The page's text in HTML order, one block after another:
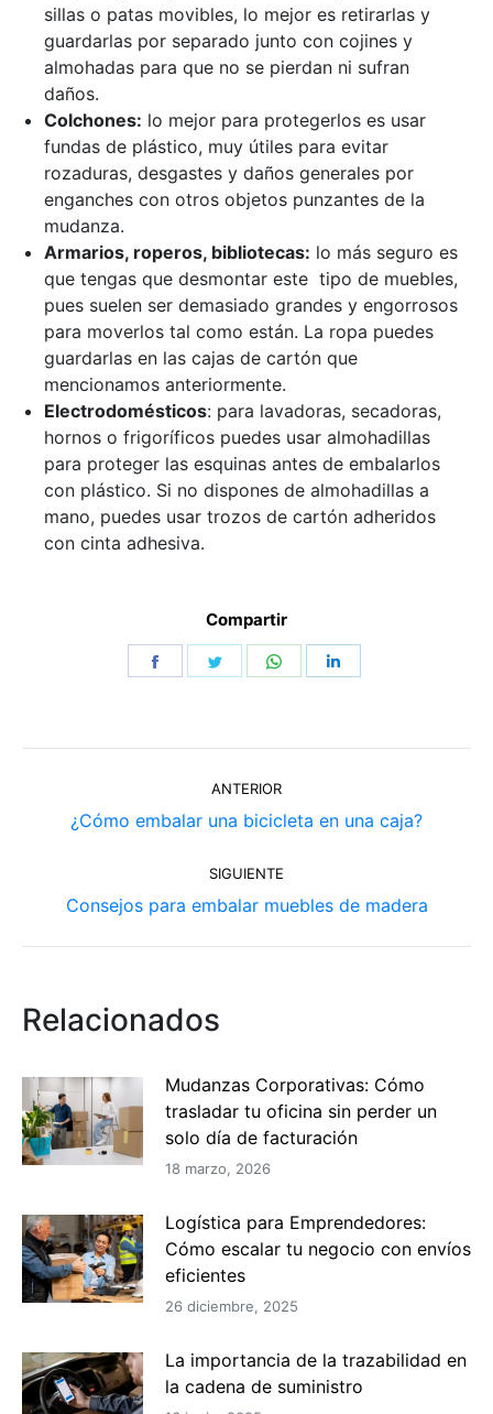
sillas o patas movibles, lo mejor es retirarlas y
guardarlas por separado junto con cojines y
almohadas para que no se pierdan ni sufran
daños.
Colchones: lo mejor para protegerlos es usar
fundas de plástico, muy útiles para evitar
rozaduras, desgastes y daños generales por
enganches con otros objetos punzantes de la
mudanza.
Armarios, roperos, bibliotecas: lo más seguro es
que tengas que desmontar este tipo de muebles,
pues suelen ser demasiado grandes y engorrosos
para moverlos tal como están. La ropa puedes
guardarlas en las cajas de cartón que
mencionamos anteriormente.
Electrodomésticos: para lavadoras, secadoras,
hornos o frigoríficos puedes usar almohadillas
para proteger las esquinas antes de embalarlos
con plástico. Si no dispones de almohadillas a
mano, puedes usar trozos de cartón adheridos
con cinta adhesiva.
Compartir
Share
Share
Share
entre
ANTERIOR
Publicación
¿Cómo embalar una bicicleta en una caja?
SIGUIENTE
Publicación
Consejos para embalar muebles de madera
Relacionados
Mudanzas Corporativas: Cómo
trasladar tu oficina sin perder un
solo día de facturación
18 marzo, 2026
Logística para Emprendedores:
Cómo escalar tu negocio con envíos
eficientes
26 diciembre, 2025
La importancia de la trazabilidad en
la cadena de suministro